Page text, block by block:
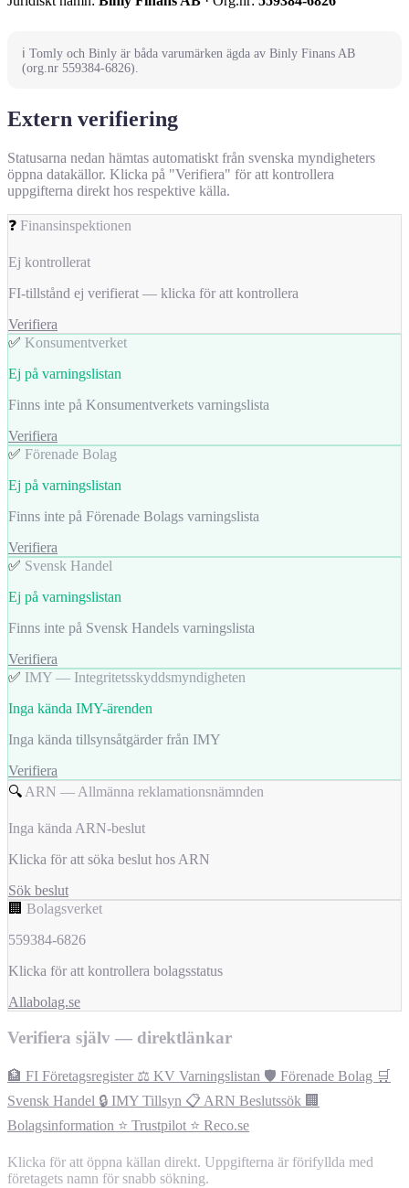
ℹ️ Tomly och Binly är båda varumärken ägda av Binly Finans AB
(org.nr 559384-6826).
Extern verifiering
Statusarna nedan hämtas automatiskt från svenska myndigheters
öppna datakällor. Klicka på "Verifiera" för att kontrollera
uppgifterna direkt hos respektive källa.
❓ Finansinspektionen
Ej kontrollerat
FI-tillstånd ej verifierat — klicka för att kontrollera
Verifiera
✅ Konsumentverket
Ej på varningslistan
Finns inte på Konsumentverkets varningslista
Verifiera
✅ Förenade Bolag
Ej på varningslistan
Finns inte på Förenade Bolags varningslista
Verifiera
✅ Svensk Handel
Ej på varningslistan
Finns inte på Svensk Handels varningslista
Verifiera
✅ IMY — Integritetsskyddsmyndigheten
Inga kända IMY-ärenden
Inga kända tillsynsåtgärder från IMY
Verifiera
🔍 ARN — Allmänna reklamationsnämnden
Inga kända ARN-beslut
Klicka för att söka beslut hos ARN
Sök beslut
🏢 Bolagsverket
559384-6826
Klicka för att kontrollera bolagsstatus
Allabolag.se
Verifiera själv — direktlänkar
🏦 FI Företagsregister ⚖️ KV Varningslistan 🛡️ Förenade Bolag 🛒
Svensk Handel 🔒 IMY Tillsyn 📋 ARN Beslutssök 🏢
Bolagsinformation ⭐ Trustpilot ⭐ Reco.se
Klicka för att öppna källan direkt. Uppgifterna är förifyllda med
företagets namn för snabb sökning.